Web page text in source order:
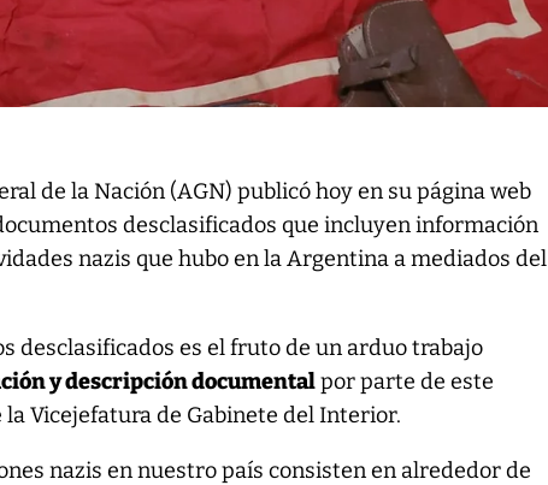
de la Nación (AGN) publicó hoy en su página web
desclasificados que incluyen información
nazis que hubo en la Argentina a mediados del
desclasificados es el fruto de un arduo trabajo
y descripción documentalpor parte de este
Vicejefatura de Gabinete del Interior.
nazis en nuestro país consisten en alrededor de